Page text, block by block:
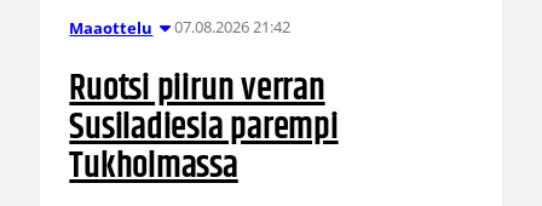
Maaottelu 07.08.2026 21:42
Ruotsi piirun verran
Susiladiesia parempi
Tukholmassa